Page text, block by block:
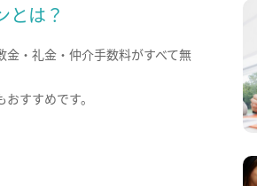
とは？
・礼金・仲介手数料がすべて無
すすめです。